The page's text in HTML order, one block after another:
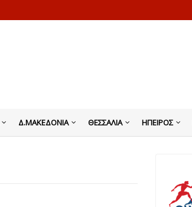
Δ.ΜΑΚΕΔΟΝΙΑ ΘΕΣΣΑΛΙΑ ΗΠΕΙΡΟΣ